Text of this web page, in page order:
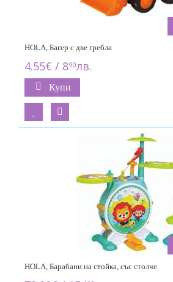
HOLA, Багер с две гребла
4.55€ / 890лв.
Купи
HOLA, Барабани на стойка, със столче